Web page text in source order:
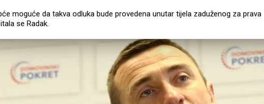
moguće da takva odluka bude provedena unutar tijela zaduženog za prava
se Radak.